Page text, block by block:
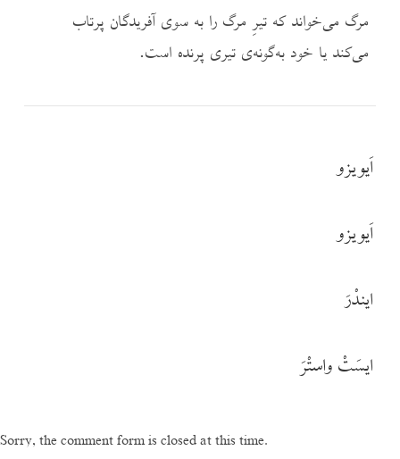
مرگ می‌خواند که تیرِ مرگ را به سوی آفریدگان پرتاب
می‌کند یا خود به‌گونه‌ی تیری پرنده است.
اَیویزو
اَیویزو
ایندْرَ
ایسَتْ واستْرَ
Sorry, the comment form is closed at this time.